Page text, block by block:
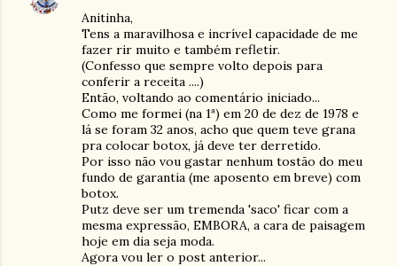
Anitinha,
Tens a maravilhosa e incrível capacidade de me
fazer rir muito e também refletir.
(Confesso que sempre volto depois para
conferir a receita ....)
Então, voltando ao comentário iniciado...
Como me formei (na 1ª) em 20 de dez de 1978 e
lá se foram 32 anos, acho que quem teve grana
pra colocar botox, já deve ter derretido.
Por isso não vou gastar nenhum tostão do meu
fundo de garantia (me aposento em breve) com
botox.
Putz deve ser um tremenda 'saco' ficar com a
mesma expressão, EMBORA, a cara de paisagem
hoje em dia seja moda.
Agora vou ler o post anterior...